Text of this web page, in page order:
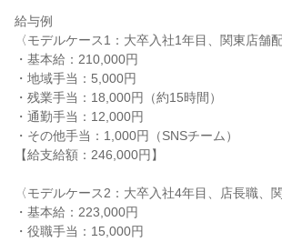
給与例
〈モデルケース1：大卒入社1年目、関東店舗配
・基本給：210,000円
・地域手当：5,000円
・残業手当：18,000円（約15時間）
・通勤手当：12,000円
・その他手当：1,000円（SNSチーム）
【給支給額：246,000円】
〈モデルケース2：大卒入社4年目、店長職、
・基本給：223,000円
・役職手当：15,000円